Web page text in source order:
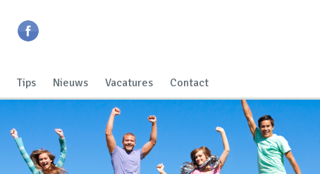
Tips Nieuws Vacatures Contact